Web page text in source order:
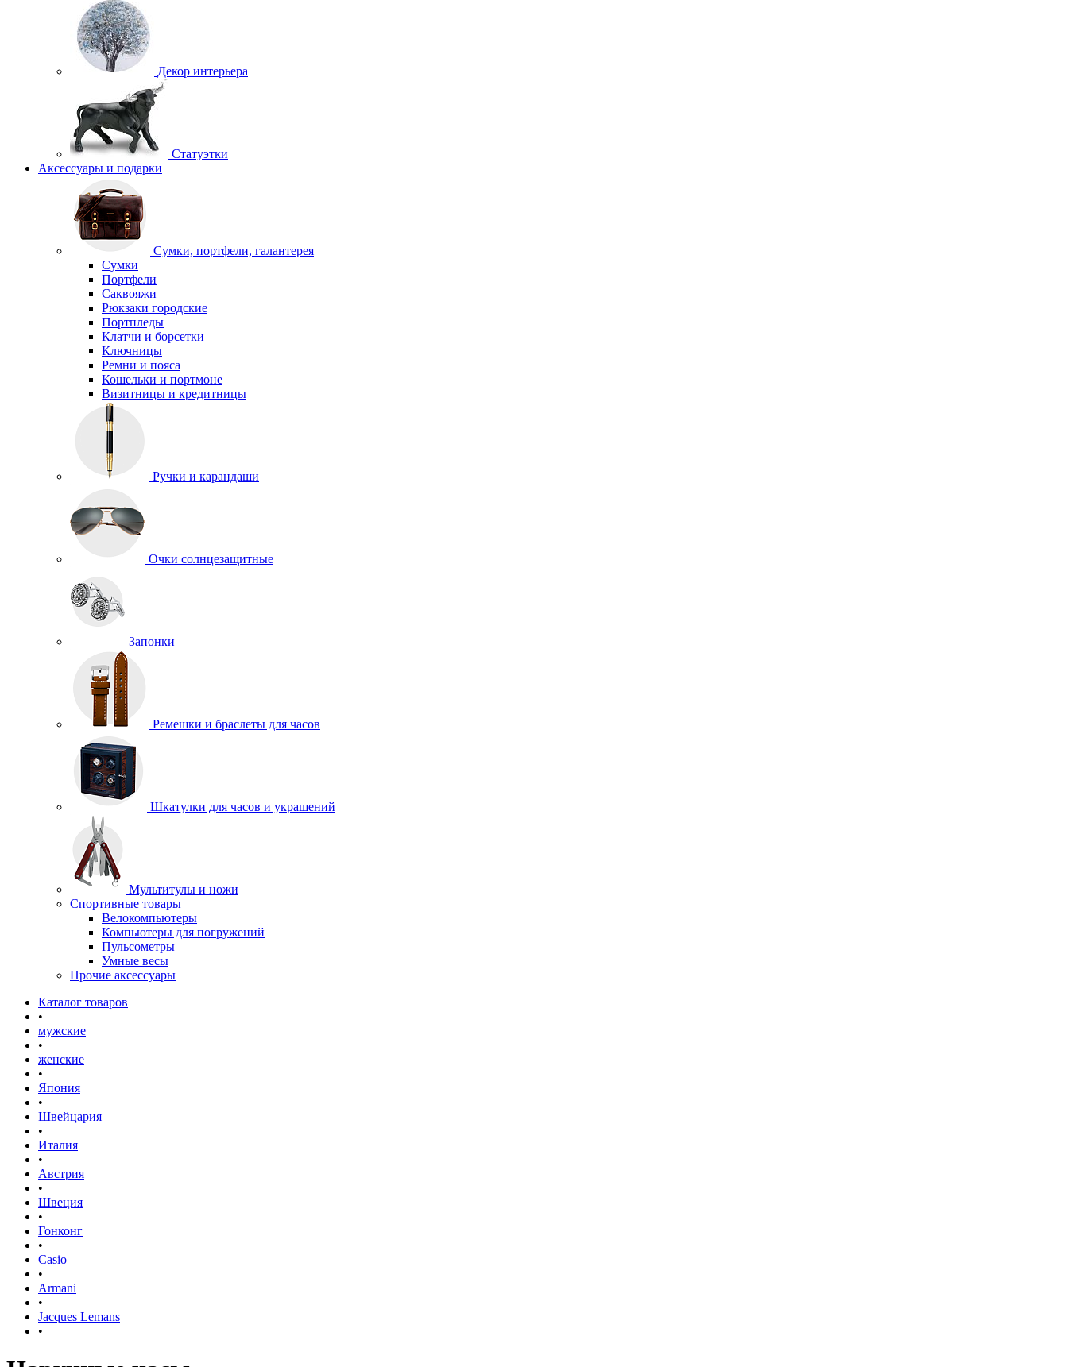
Декор интерьера
Статуэтки
Аксессуары и подарки
Сумки, портфели, галантерея
Сумки
Портфели
Саквояжи
Рюкзаки городские
Портпледы
Клатчи и борсетки
Ключницы
Ремни и пояса
Кошельки и портмоне
Визитницы и кредитницы
Ручки и карандаши
Очки солнцезащитные
Запонки
Ремешки и браслеты для часов
Шкатулки для часов и украшений
Мультитулы и ножи
Спортивные товары
Велокомпьютеры
Компьютеры для погружений
Пульсометры
Умные весы
Прочие аксессуары
Каталог товаров
•
мужские
•
женские
•
Япония
•
Швейцария
•
Италия
•
Австрия
•
Швеция
•
Гонконг
•
Casio
•
Armani
•
Jacques Lemans
•